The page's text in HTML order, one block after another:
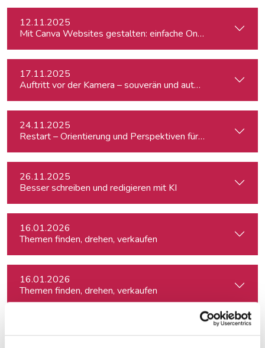
12.11.2025
Mit Canva Websites gestalten: einfache One-Pager für
17.11.2025
Auftritt vor der Kamera – souverän und authentisch
24.11.2025
Restart – Orientierung und Perspektiven für Medienprofis
26.11.2025
Besser schreiben und redigieren mit KI
16.01.2026
Themen finden, drehen, verkaufen
16.01.2026
Themen finden, drehen, verkaufen